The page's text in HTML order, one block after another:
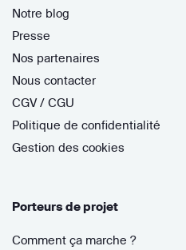
Notre blog
Presse
Nos partenaires
Nous contacter
CGV / CGU
Politique de confidentialité
Gestion des cookies
Porteurs de projet
Comment ça marche ?